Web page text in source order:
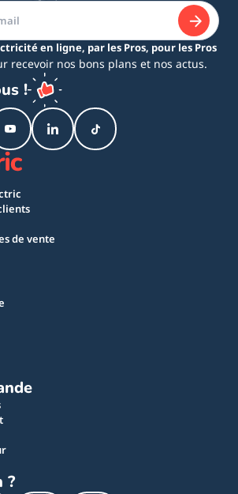
en ligne, par les Pros, pour les Pros
recevoir nos bons plans et nos actus.
!
de vente
?